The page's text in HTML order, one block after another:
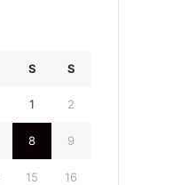
S S
1 2
8 9
15 16